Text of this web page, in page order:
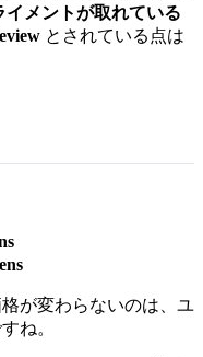
イメントが取れている
とされている点は
が変わらないのは、ユ
ね。